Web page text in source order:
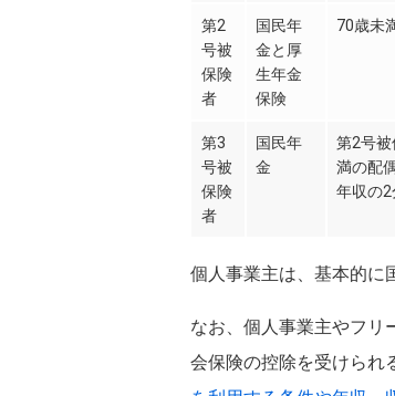
第2
号被
保険
者
国民年
金と厚
生年金
保険
70歳未
第3
号被
保険
者
国民年
金
第2号
満の配
年収の2
個人事業主は、基本的に
なお、個人事業主やフリ
会保険の控除を受けられ